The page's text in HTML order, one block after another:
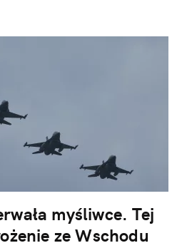
myśliwce. Tej
ze Wschodu